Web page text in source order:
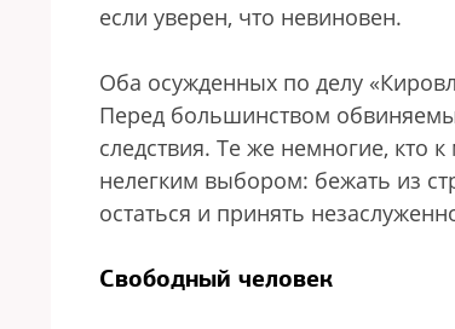
если уверен, что невиновен.
Оба осужденных по делу
Перед большинством
следствия. Те же немногие, кто
нелегким выбором: бежать из
остаться и принять
Свободный человек